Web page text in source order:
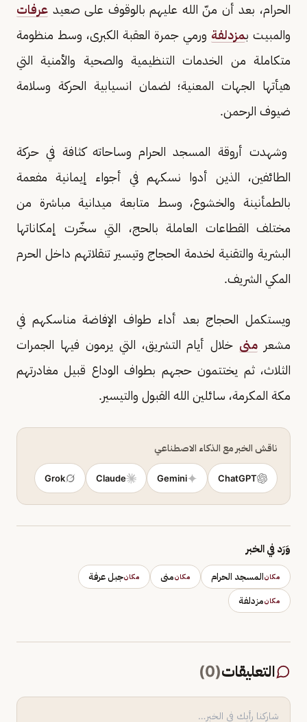
الحرام، بعد أن منّ الله عليهم بالوقوف على صعيد عرفات
والمبيت بمزدلفة ورمي جمرة العقبة الكبرى، وسط منظومة
متكاملة من الخدمات التنظيمية والصحية والأمنية التي
هيأتها الجهات المعنية؛ لضمان انسيابية الحركة وسلامة
ضيوف الرحمن.
وشهدت أروقة المسجد الحرام وساحاته كثافة في حركة
الطائفين، الذين أدوا نسكهم في أجواء إيمانية مفعمة
بالطمأنينة والخشوع، وسط متابعة ميدانية مباشرة من
مختلف القطاعات العاملة بالحج، التي سخّرت إمكاناتها
البشرية والتقنية لخدمة الحجاج وتيسير تنقلاتهم داخل الحرم
المكي الشريف.
ويستكمل الحجاج بعد أداء طواف الإفاضة مناسكهم في
مشعر منى خلال أيام التشريق، التي يرمون فيها الجمرات
الثلاث، ثم يختتمون حجهم بطواف الوداع قبيل مغادرتهم
مكة المكرمة، سائلين الله القبول والتيسير.
ناقش الخبر مع الذكاء الاصطناعي
ChatGPT
Gemini
Claude
Grok
وَرَد في الخبر
مكانالمسجد الحرام مكانمنى مكانجبل عرفة
مكانمزدلفة
التعليقات(
0
)